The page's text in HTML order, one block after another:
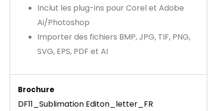
Inclut les plug-ins pour Corel et Adobe
Ai/Photoshop
Importer des fichiers BMP, JPG, TIF, PNG,
SVG, EPS, PDF et AI
Brochure
DF11_Sublimation Editon_letter_FR